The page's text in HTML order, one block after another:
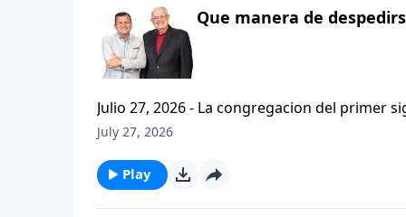
Que manera de
Julio 27, 2026 - La congregacion del primer
interpersonales cristianas y genuinas. Se afirmaban mutuamente. Daban cuentas de si mismos unos con
que significa desarrollar relaciones
July 27, 2026
Play